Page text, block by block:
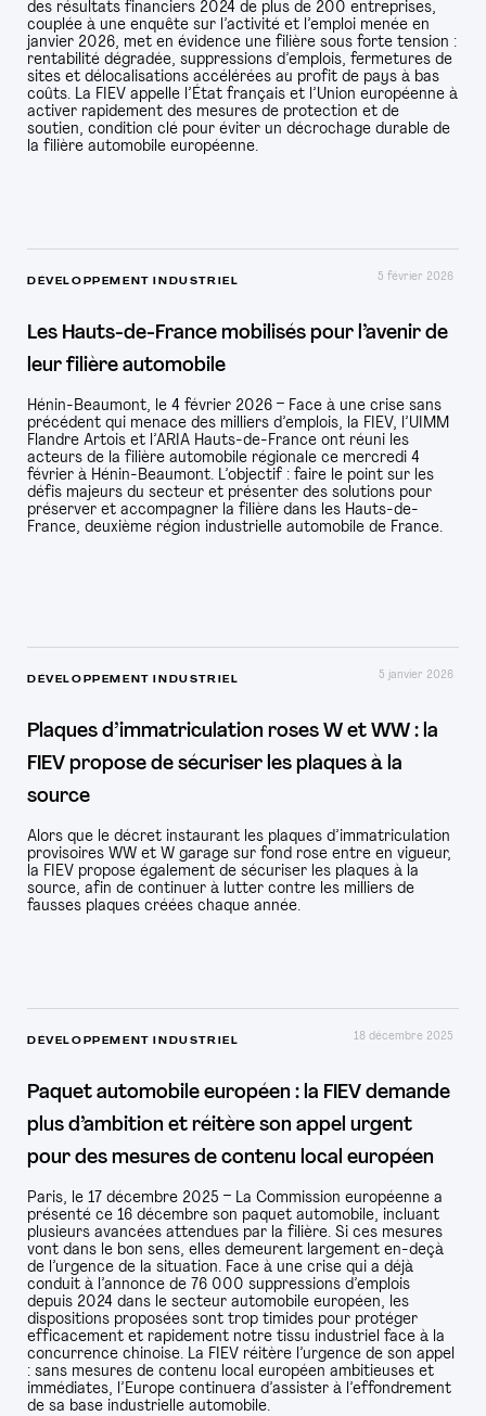
des résultats financiers 2024 de plus de 200 entreprises,
couplée à une enquête sur l’activité et l’emploi menée en
janvier 2026, met en évidence une filière sous forte tension :
rentabilité dégradée, suppressions d’emplois, fermetures de
sites et délocalisations accélérées au profit de pays à bas
coûts. La FIEV appelle l’État français et l’Union européenne à
activer rapidement des mesures de protection et de
soutien, condition clé pour éviter un décrochage durable de
la filière automobile européenne.
DÉVELOPPEMENT INDUSTRIEL 5 février 2026
Les Hauts-de-France mobilisés pour l’avenir de
leur filière automobile
Hénin-Beaumont, le 4 février 2026 – Face à une crise sans
précédent qui menace des milliers d’emplois, la FIEV, l’UIMM
Flandre Artois et l’ARIA Hauts-de-France ont réuni les
acteurs de la filière automobile régionale ce mercredi 4
février à Hénin-Beaumont. L’objectif : faire le point sur les
défis majeurs du secteur et présenter des solutions pour
préserver et accompagner la filière dans les Hauts-de-
France, deuxième région industrielle automobile de France.
DÉVELOPPEMENT INDUSTRIEL 5 janvier 2026
Plaques d’immatriculation roses W et WW : la
FIEV propose de sécuriser les plaques à la
source
Alors que le décret instaurant les plaques d’immatriculation
provisoires WW et W garage sur fond rose entre en vigueur,
la FIEV propose également de sécuriser les plaques à la
source, afin de continuer à lutter contre les milliers de
fausses plaques créées chaque année.
DÉVELOPPEMENT INDUSTRIEL 18 décembre 2025
Paquet automobile européen : la FIEV demande
plus d’ambition et réitère son appel urgent
pour des mesures de contenu local européen
Paris, le 17 décembre 2025 – La Commission européenne a
présenté ce 16 décembre son paquet automobile, incluant
plusieurs avancées attendues par la filière. Si ces mesures
vont dans le bon sens, elles demeurent largement en-deçà
de l’urgence de la situation. Face à une crise qui a déjà
conduit à l’annonce de 76 000 suppressions d’emplois
depuis 2024 dans le secteur automobile européen, les
dispositions proposées sont trop timides pour protéger
efficacement et rapidement notre tissu industriel face à la
concurrence chinoise. La FIEV réitère l’urgence de son appel
: sans mesures de contenu local européen ambitieuses et
immédiates, l’Europe continuera d’assister à l’effondrement
de sa base industrielle automobile.